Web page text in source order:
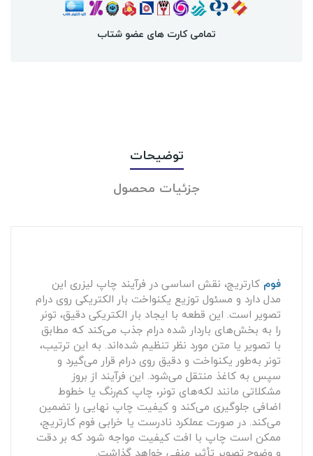
تمامی کارت های عضو شتاب
توضیحات
جزئیات محصول
فوم کارتریج، نقش اساسی در فرآیند چاپ لیزری این
مدل دارد و مسئول توزیع یکنواخت بار الکتریکی روی درام
تصویر است. این قطعه با ایجاد بار الکتریکی دقیق، تونر
را به بخش‌های باردار شده درام جذب می‌کند که مطابق
با تصویر یا متن مورد نظر تنظیم شده‌اند. به این ترتیب،
تونر به‌طور یکنواخت و دقیق روی درام قرار می‌گیرد و
سپس به کاغذ منتقل می‌شود. این فرآیند از بروز
مشکلاتی مانند لکه‌های تونر، چاپ کم‌رنگ یا خطوط
اضافی جلوگیری می‌کند و کیفیت چاپ نهایی را تضمین
می‌کند. در صورت عملکرد نادرست یا خرابی فوم کارتریج،
ممکن است چاپ با افت کیفیت مواجه شود که بر دقت